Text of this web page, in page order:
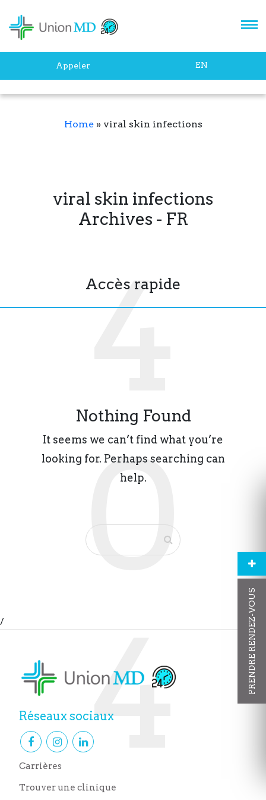
Appeler EN
Home» viral skin infections
viral skin infections
Archives - FR
Accès rapide
Nothing Found
It seems we can’t find what you’re
looking for. Perhaps searching can
help.
/
Réseaux sociaux
Carrières
Trouver une clinique
PRENDRE RENDEZ-VOUS